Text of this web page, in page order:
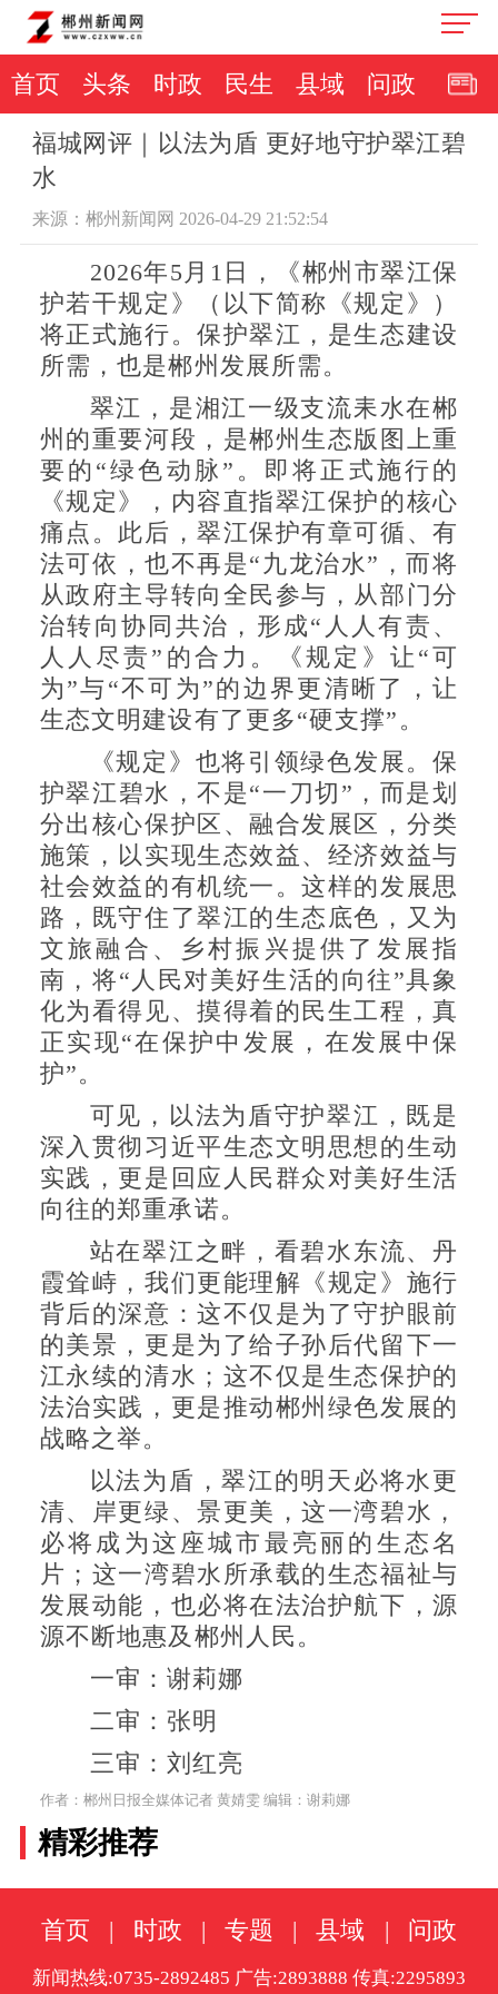
首页 头条 时政 民生 县域 问政
福城网评｜以法为盾 更好地守护翠江碧
水
来源：郴州新闻网 2026-04-29 21:52:54
2026年5月1日，《郴州市翠江保
护若干规定》（以下简称《规定》）
将正式施行。保护翠江，是生态建设
所需，也是郴州发展所需。
翠江，是湘江一级支流耒水在郴
州的重要河段，是郴州生态版图上重
要的“绿色动脉”。即将正式施行的
《规定》，内容直指翠江保护的核心
痛点。此后，翠江保护有章可循、有
法可依，也不再是“九龙治水”，而将
从政府主导转向全民参与，从部门分
治转向协同共治，形成“人人有责、
人人尽责”的合力。《规定》让“可
为”与“不可为”的边界更清晰了，让
生态文明建设有了更多“硬支撑”。
《规定》也将引领绿色发展。保
护翠江碧水，不是“一刀切”，而是划
分出核心保护区、融合发展区，分类
施策，以实现生态效益、经济效益与
社会效益的有机统一。这样的发展思
路，既守住了翠江的生态底色，又为
文旅融合、乡村振兴提供了发展指
南，将“人民对美好生活的向往”具象
化为看得见、摸得着的民生工程，真
正实现“在保护中发展，在发展中保
护”。
可见，以法为盾守护翠江，既是
深入贯彻习近平生态文明思想的生动
实践，更是回应人民群众对美好生活
向往的郑重承诺。
站在翠江之畔，看碧水东流、丹
霞耸峙，我们更能理解《规定》施行
背后的深意：这不仅是为了守护眼前
的美景，更是为了给子孙后代留下一
江永续的清水；这不仅是生态保护的
法治实践，更是推动郴州绿色发展的
战略之举。
以法为盾，翠江的明天必将水更
清、岸更绿、景更美，这一湾碧水，
必将成为这座城市最亮丽的生态名
片；这一湾碧水所承载的生态福祉与
发展动能，也必将在法治护航下，源
源不断地惠及郴州人民。
一审：谢莉娜
二审：张明
三审：刘红亮
作者：郴州日报全媒体记者 黄婧雯 编辑：谢莉娜
精彩推荐
首页 | 时政 | 专题 | 县域 | 问政
新闻热线:0735-2892485 广告:2893888 传真:2295893